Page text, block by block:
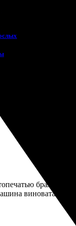
родителей,
страницы,
брала
виновата.